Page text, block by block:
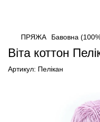
ПРЯЖА Бавовна (100%
Віта коттон
Артикул: Пелікан